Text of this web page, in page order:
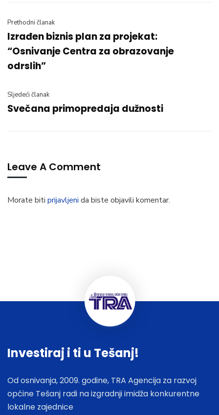
Prethodni članak
Izrađen biznis plan za projekat:
“Osnivanje Centra za obrazovanje
odrslih”
Sljedeći članak
Svečana primopredaja dužnosti
Leave A Comment
Morate biti prijavljeni da biste objavili komentar.
Investiraj i ti u Tešanj!
Od osnivanja, 2009. godine, TRA Agencija za razvoj
općine Tešanj radi na izgradnji imidža konkurentne
lokalne zajednice